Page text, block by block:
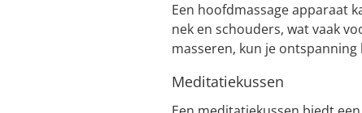
Een hoofdmassage apparaat
nek en schouders, wat vaak
masseren, kun je
Meditatiekussen